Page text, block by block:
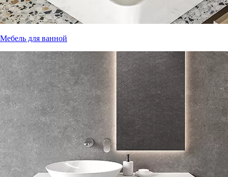
Мебель для ванной